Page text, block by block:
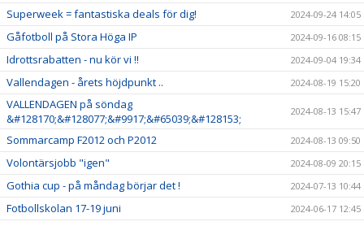
Superweek = fantastiska deals för dig! 2024-09-24 14:05
Gåfotboll på Stora Höga IP 2024-09-16 08:15
Idrottsrabatten - nu kör vi !! 2024-09-04 19:34
Vallendagen - årets höjdpunkt .. 2024-08-19 15:20
VALLENDAGEN på söndag
&#128170;&#128077;&#9917;&#65039;&#128153;
2024-08-13 15:47
Sommarcamp F2012 och P2012 2024-08-13 09:50
Volontärsjobb "igen" 2024-08-09 20:15
Gothia cup - på måndag börjar det ! 2024-07-13 10:44
Fotbollskolan 17-19 juni 2024-06-17 12:45